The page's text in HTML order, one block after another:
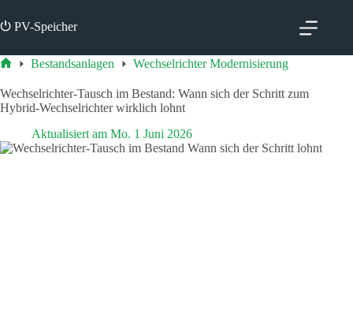
Inhalt
springen
⏻ PV-Speicher
Bestandsanlagen Wechselrichter Modernisierung
Wechselrichter-Tausch im Bestand: Wann sich der Schritt zum
Hybrid-Wechselrichter wirklich lohnt
Aktualisiert am Mo. 1 Juni 2026